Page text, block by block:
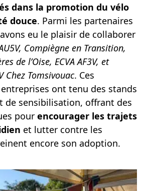
dans la promotion du vélo
douce. Parmi les partenaires
eu le plaisir de collaborer
Compiègne en Transition,
de l’Oise, ECVA AF3V, et
Chez Tomsivouac. Ces
ont tenu des stands
de sensibilisation, offrant des
pour encourager les trajets
et lutter contre les
encore son adoption.